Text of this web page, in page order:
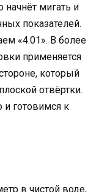
начнёт мигать и
показателей.
«4.01». В более
применяется
который
отвёртки.
и готовимся к
в чистой воде,